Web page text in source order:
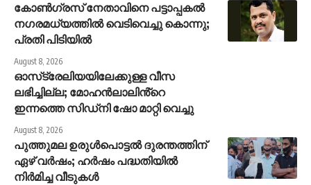
കോണ്‍ഗ്രസ് നേതാവിനെ പട്ടാപ്പകല്‍
നഗരമധ്യത്തില്‍ വെടിവെച്ചു കൊന്നു;
പ്രതി പിടിയില്‍
August 8, 2026
ഓസ്‌ട്രേലിയയിലേക്കുള്ള വീസ
ലഭിച്ചില്ല; മോഹൻലാലിൻ്റെ
ഇന്നത്തെ സിഡ്നി ഷോ മാറ്റി വെച്ചു
August 8, 2026
പുത്തുമല ഉരുള്‍പൊട്ടല്‍ ദുരന്തത്തിന്
ഏഴ് വര്‍ഷം; ഹര്‍ഷം പദ്ധതിയില്‍
നിര്‍മിച്ച വീടുകള്‍